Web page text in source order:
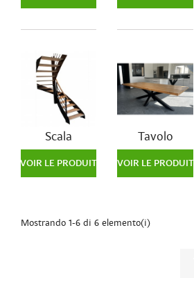
Scala
VOIR LE PRODUIT
Tavolo
VOIR LE PRODUIT
Mostrando 1-6 di 6 elemento(i)